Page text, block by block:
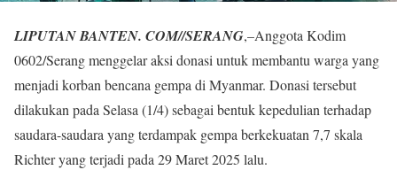
LIPUTAN BANTEN. COM//SERANG,–Anggota Kodim
0602/Serang menggelar aksi donasi untuk membantu warga yang
menjadi korban bencana gempa di Myanmar. Donasi tersebut
dilakukan pada Selasa (1/4) sebagai bentuk kepedulian terhadap
saudara-saudara yang terdampak gempa berkekuatan 7,7 skala
Richter yang terjadi pada 29 Maret 2025 lalu.